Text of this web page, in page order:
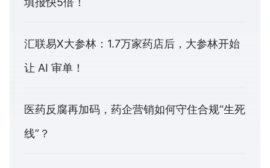
汇联易X大参林：1.7万家药店后，大参林开始
让 AI 审单！
医药反腐再加码，药企营销如何守住合规“生死
线”？